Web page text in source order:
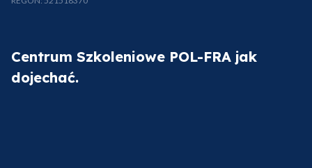
Centrum Szkoleniowe POL-FRA jak
dojechać.